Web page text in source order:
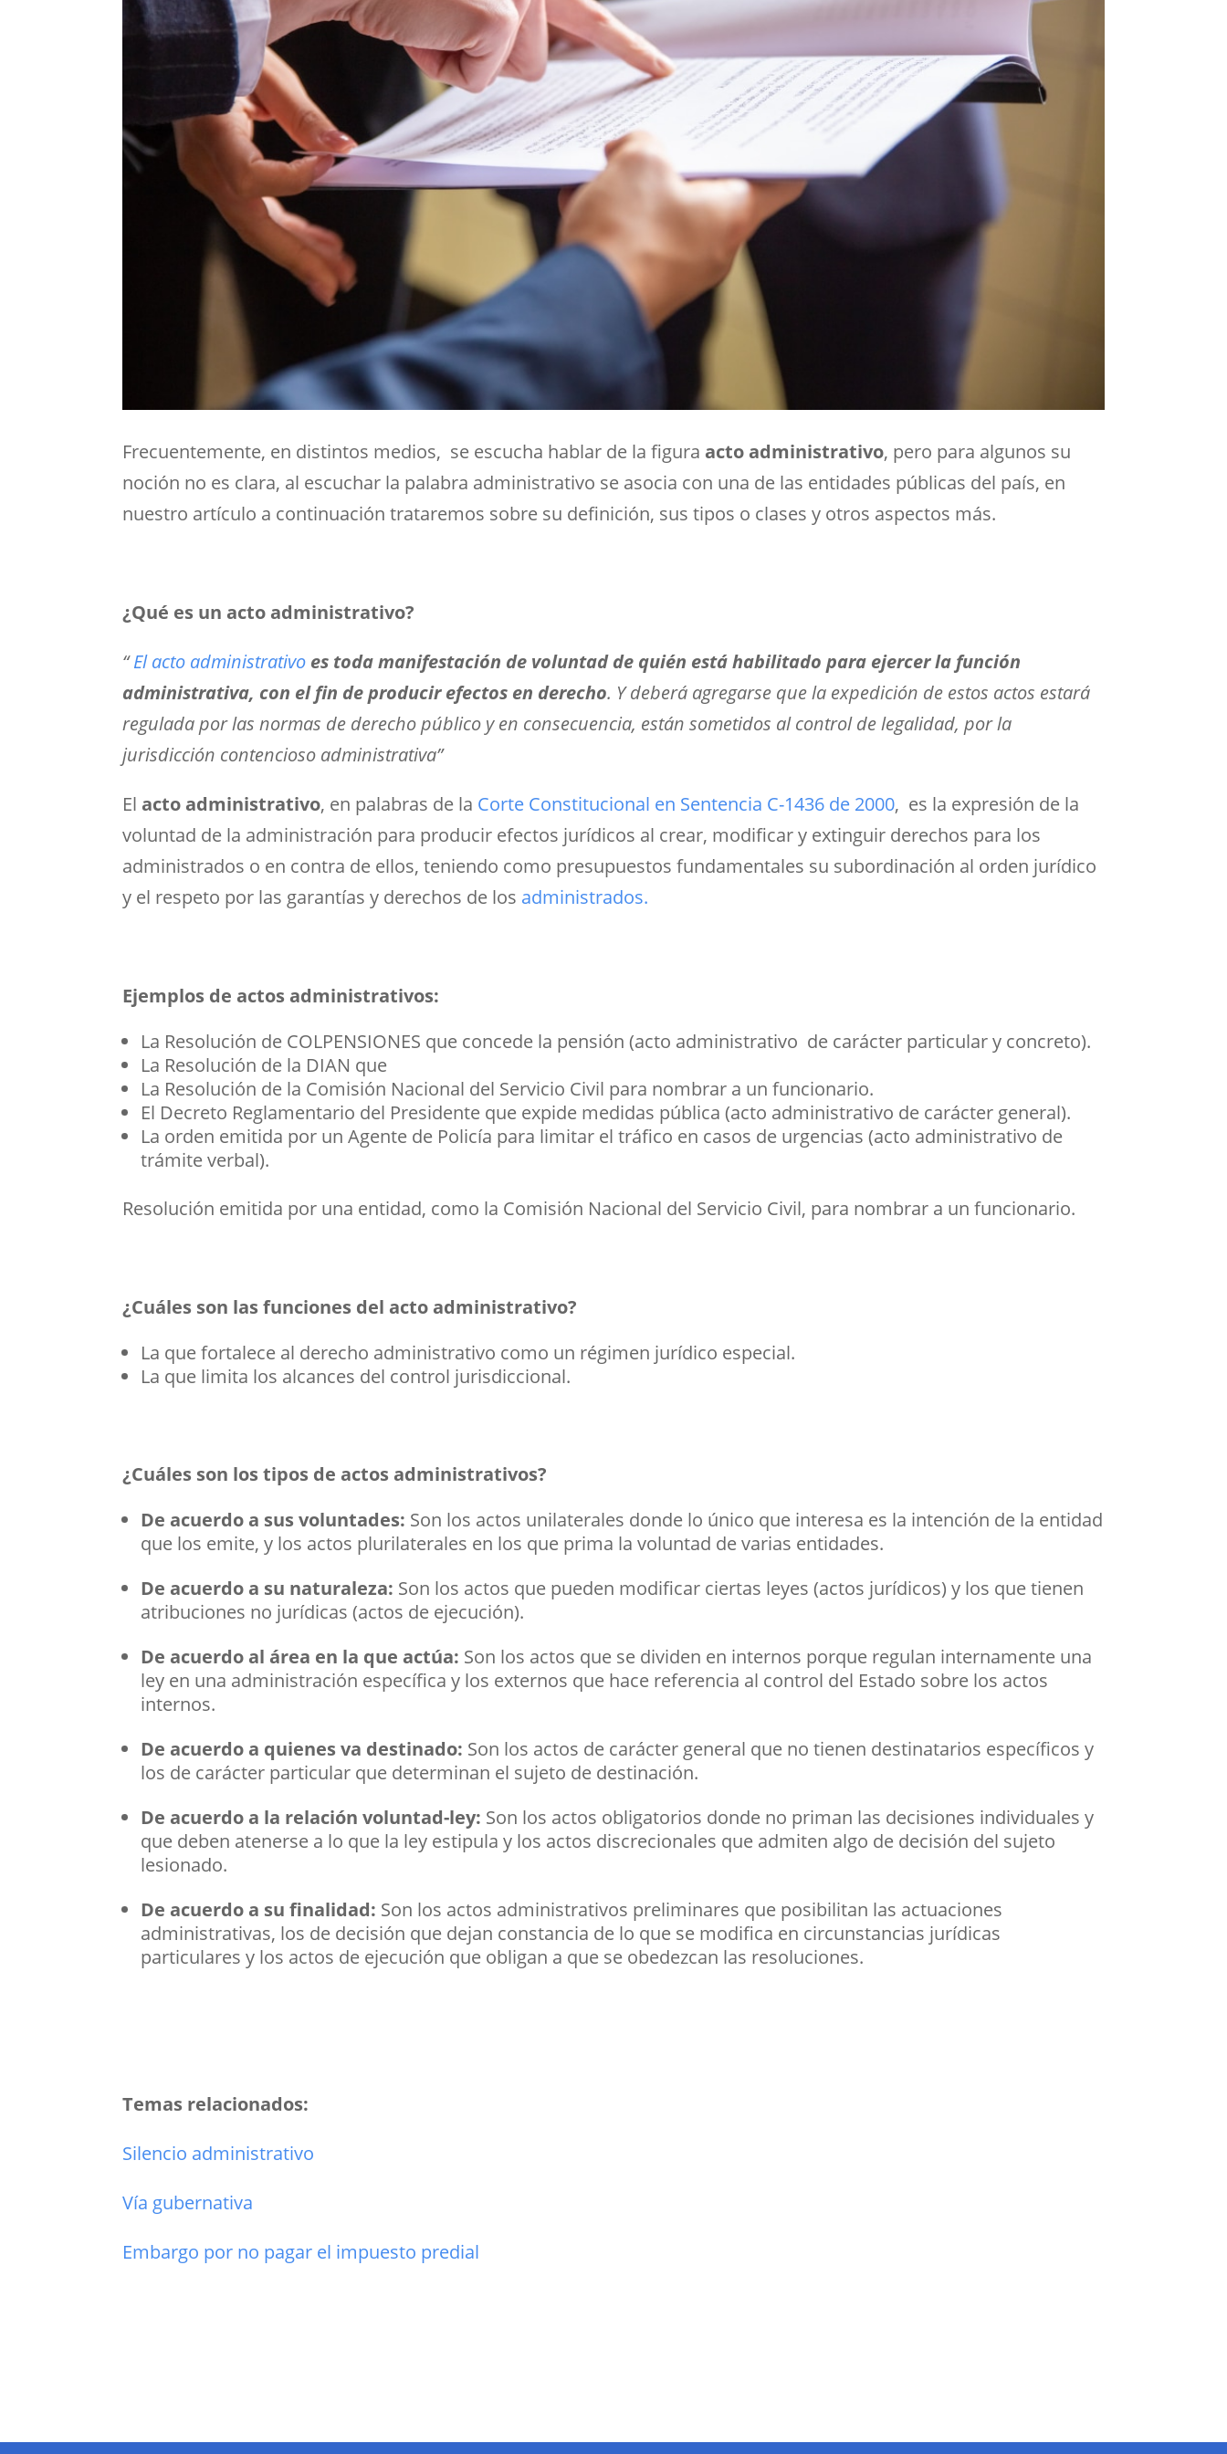
Frecuentemente, en distintos medios, se escucha hablar de la figura acto administrativo, pero para algunos su
noción no es clara, al escuchar la palabra administrativo se asocia con una de las entidades públicas del país, en
nuestro artículo a continuación trataremos sobre su definición, sus tipos o clases y otros aspectos más.
¿Qué es un acto administrativo?
“El acto administrativo es toda manifestación de voluntad de quién está habilitado para ejercer la función
administrativa, con el fin de producir efectos en derecho. Y deberá agregarse que la expedición de estos actos estará
regulada por las normas de derecho público y en consecuencia, están sometidos al control de legalidad, por la
jurisdicción contencioso administrativa”
El acto administrativo, en palabras de la Corte Constitucional en Sentencia C-1436 de 2000, es la expresión de la
voluntad de la administración para producir efectos jurídicos al crear, modificar y extinguir derechos para los
administrados o en contra de ellos, teniendo como presupuestos fundamentales su subordinación al orden jurídico
y el respeto por las garantías y derechos de los administrados.
Ejemplos de actos administrativos:
La Resolución de COLPENSIONES que concede la pensión (acto administrativo de carácter particular y concreto).
La Resolución de la DIAN que
La Resolución de la Comisión Nacional del Servicio Civil para nombrar a un funcionario.
El Decreto Reglamentario del Presidente que expide medidas pública (acto administrativo de carácter general).
La orden emitida por un Agente de Policía para limitar el tráfico en casos de urgencias (acto administrativo de
trámite verbal).
Resolución emitida por una entidad, como la Comisión Nacional del Servicio Civil, para nombrar a un funcionario.
¿Cuáles son las funciones del acto administrativo?
La que fortalece al derecho administrativo como un régimen jurídico especial.
La que limita los alcances del control jurisdiccional.
¿Cuáles son los tipos de actos administrativos?
De acuerdo a sus voluntades: Son los actos unilaterales donde lo único que interesa es la intención de la entidad
que los emite, y los actos plurilaterales en los que prima la voluntad de varias entidades.
De acuerdo a su naturaleza: Son los actos que pueden modificar ciertas leyes (actos jurídicos) y los que tienen
atribuciones no jurídicas (actos de ejecución).
De acuerdo al área en la que actúa: Son los actos que se dividen en internos porque regulan internamente una
ley en una administración específica y los externos que hace referencia al control del Estado sobre los actos
internos.
De acuerdo a quienes va destinado: Son los actos de carácter general que no tienen destinatarios específicos y
los de carácter particular que determinan el sujeto de destinación.
De acuerdo a la relación voluntad-ley: Son los actos obligatorios donde no priman las decisiones individuales y
que deben atenerse a lo que la ley estipula y los actos discrecionales que admiten algo de decisión del sujeto
lesionado.
De acuerdo a su finalidad: Son los actos administrativos preliminares que posibilitan las actuaciones
administrativas, los de decisión que dejan constancia de lo que se modifica en circunstancias jurídicas
particulares y los actos de ejecución que obligan a que se obedezcan las resoluciones.
Temas relacionados:
Silencio administrativo
Vía gubernativa
Embargo por no pagar el impuesto predial